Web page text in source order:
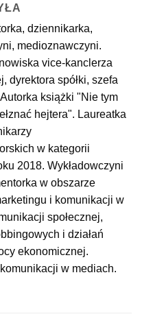
dziennikarka,
medioznawczyni.
vice-kanclerza
dyrektora spółki, szefa
książki "Nie tym
hejtera". Laureatka
w kategorii
2018. Wykładowczyni
w obszarze
i komunikacji w
społecznej,
i działań
ekonomicznej.
w mediach.